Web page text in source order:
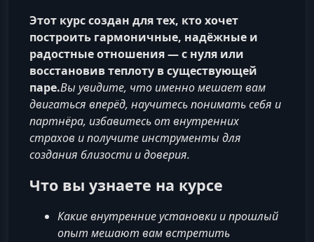
Этот курс создан для тех, кто хочет
построить гармоничные, надёжные и
радостные отношения — с нуля или
восстановив теплоту в существующей
паре.Вы увидите, что именно мешает вам
двигаться вперёд, научитесь понимать себя и
партнёра, избавитесь от внутренних
страхов и получите инструменты для
создания близости и доверия.
Что вы узнаете на курсе
Какие внутренние установки и прошлый
опыт мешают вам встретить